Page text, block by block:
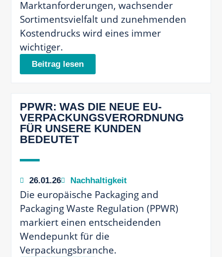
Marktanforderungen, wachsender
Sortimentsvielfalt und zunehmenden
Kostendrucks wird eines immer
wichtiger.
Beitrag lesen
PPWR: WAS DIE NEUE EU-
VERPACKUNGSVERORDNUNG
FÜR UNSERE KUNDEN
BEDEUTET
26.01.26 Nachhaltigkeit
Die europäische Packaging and
Packaging Waste Regulation (PPWR)
markiert einen entscheidenden
Wendepunkt für die
Verpackungsbranche.